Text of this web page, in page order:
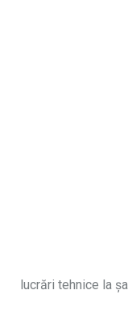
lucrări tehnice la